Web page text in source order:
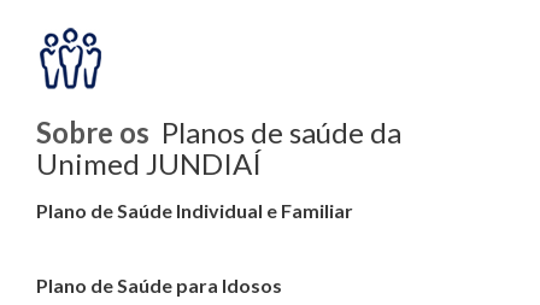
Sobre os Planos de saúde da
Unimed JUNDIAÍ
Plano de Saúde Individual e Familiar
Plano de Saúde para Idosos